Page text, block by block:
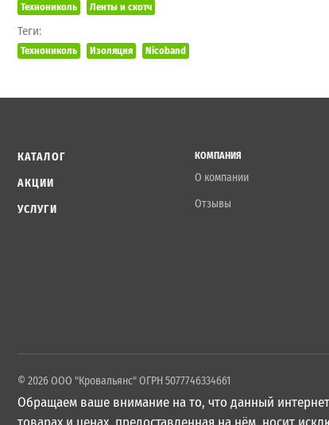
Технониколь Ленты и скотч
Теги:
Технониколь Изоляция Nicoband
КАТАЛОГ
АКЦИИ
УСЛУГИ
КОМПАНИЯ
О компании
Отзывы
© 2026 ООО "Кровальянс" ОГРН 5077746334661
Обращаем ваше внимание на то, что данный